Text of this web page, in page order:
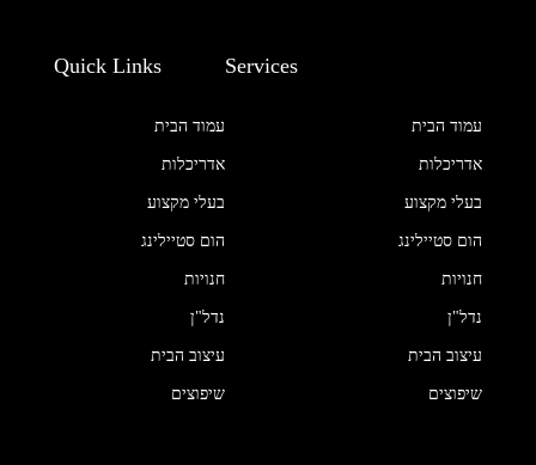
Services
עמוד הבית
אדריכלות
בעלי מקצוע
הום סטיילינג
חנויות
נדל"ן
עיצוב הבית
שיפוצים
Quick Links
עמוד הבית
אדריכלות
בעלי מקצוע
הום סטיילינג
חנויות
נדל"ן
עיצוב הבית
שיפוצים